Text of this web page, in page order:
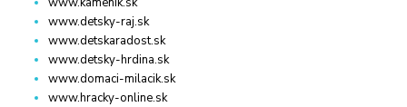
www.detsky-raj.sk
www.detskaradost.sk
www.detsky-hrdina.sk
www.domaci-milacik.sk
www.hracky-online.sk